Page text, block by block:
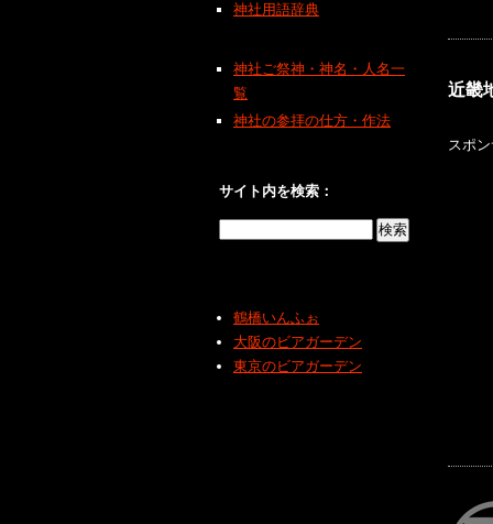
近畿
スポ
神社用語辞典
神社ご祭神・神名・人名一
覧
神社の参拝の仕方・作法
サイト内を検索：
鶴橋いんふぉ
大阪のビアガーデン
東京のビアガーデン